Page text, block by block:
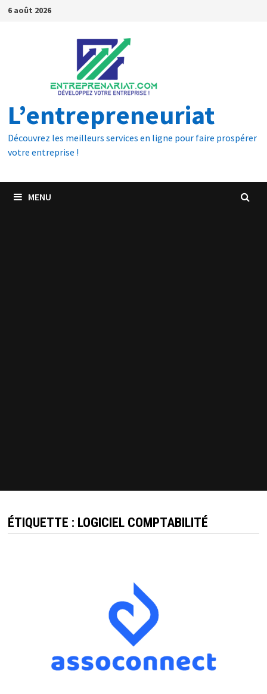
6 août 2026
L’entrepreneuriat
Découvrez les meilleurs services en ligne pour faire prospérer
votre entreprise !
MENU
ÉTIQUETTE : LOGICIEL COMPTABILITÉ